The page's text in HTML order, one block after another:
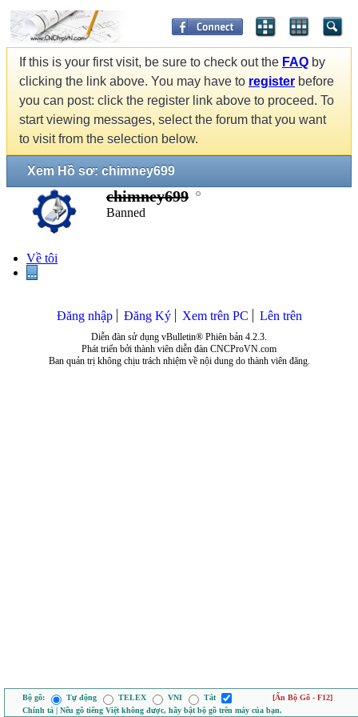
If this is your first visit, be sure to check out the FAQ by
clicking the link above. You may have to register before
you can post: click the register link above to proceed. To
start viewing messages, select the forum that you want
to visit from the selection below.
Xem Hồ sơ: chimney699
chimney699
Banned
Về tôi
...
Đăng nhập Đăng Ký Xem trên PC Lên trên
Diễn đàn sử dụng vBulletin® Phiên bản 4.2.3.
Phát triển bởi thành viên diễn đàn CNCProVN.com
Ban quản trị không chịu trách nhiệm về nội dung do thành viên đăng.
Bộ gõ: Tự động TELEX VNI Tắt
[Ẩn Bộ Gõ - F12]
Chính tả | Nếu gõ tiếng Việt không được, hãy bật bộ gõ trên máy của bạn.